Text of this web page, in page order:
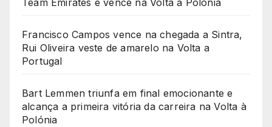
Team Emirates e vence na Volta a Polónia
Francisco Campos vence na chegada a Sintra,
Rui Oliveira veste de amarelo na Volta a
Portugal
Bart Lemmen triunfa em final emocionante e
alcança a primeira vitória da carreira na Volta à
Polónia